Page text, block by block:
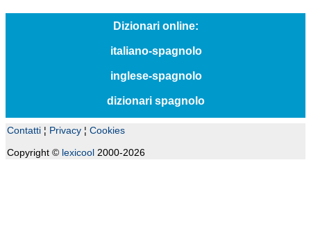
Dizionari online:
italiano-spagnolo
inglese-spagnolo
dizionari spagnolo
Contatti ¦ Privacy ¦ Cookies
Copyright © lexicool 2000-2026